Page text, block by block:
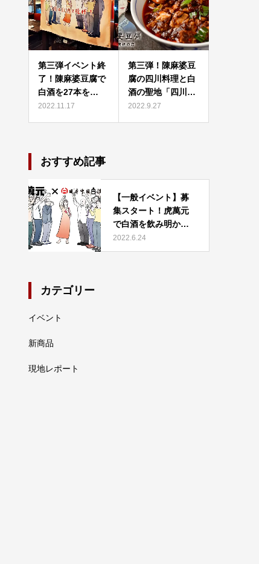
第三弾イベント終
了！陳麻婆豆腐で
白酒を27本を…
2022.11.17
第三弾！陳麻婆豆
腐の四川料理と白
酒の聖地「四川…
2022.9.27
おすすめ記事
【一般イベント】募
集スタート！虎萬元
で白酒を飲み明かそ
う！！…
2022.6.24
カテゴリー
イベント
新商品
現地レポート